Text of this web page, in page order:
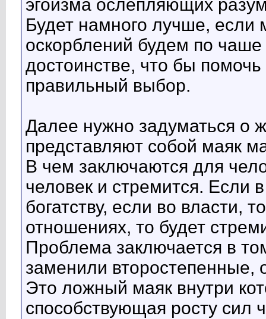
эгоизма ослепляющих
Будет намного лучше, если
оскорблений будем по чаше
достоинстве, что бы помочь
правильный выбор.
Далее нужно задуматься о
представляют собой маяк
В чем заключаются для
человек и стремится. Если
богатству, если во власти,
отношениях, то будет
Проблема заключается в
заменили второстепенные,
Это ложный маяк внутри
способствующая росту сил